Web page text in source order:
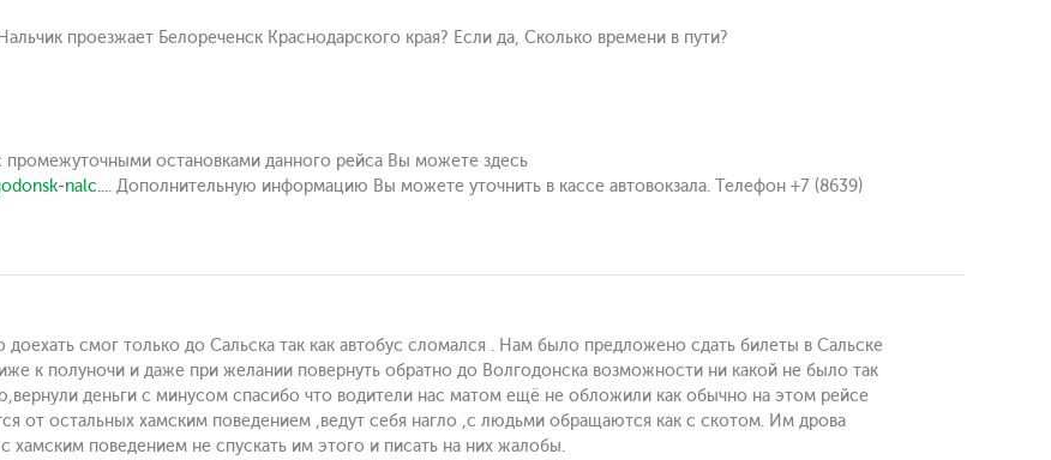
проезжает Белореченск Краснодарского края? Если да, Сколько времени в пути?
промежуточными остановками данного рейса Вы можете здесь
nalc.... Дополнительную информацию Вы можете уточнить в кассе автовокзала. Телефон +7 (8639)
доехать смог только до Сальска так как автобус сломался . Нам было предложено сдать билеты в Сальске
к полуночи и даже при желании повернуть обратно до Волгодонска возможности ни какой не было так
деньги с минусом спасибо что водители нас матом ещё не обложили как обычно на этом рейсе
от остальных хамским поведением ,ведут себя нагло ,с людьми обращаются как с скотом. Им дрова
хамским поведением не спускать им этого и писать на них жалобы.